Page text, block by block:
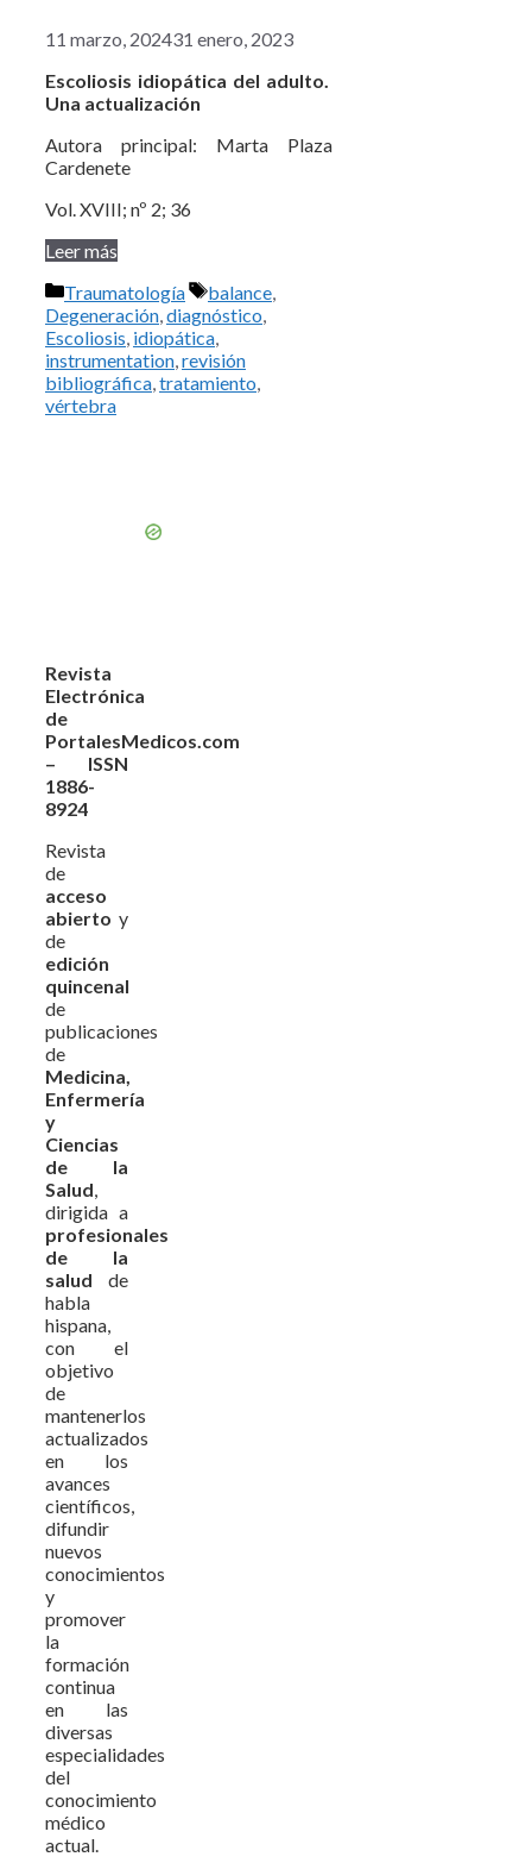
11 marzo, 202431 enero, 2023
Escoliosis idiopática del adulto.
Una actualización
Autora principal: Marta Plaza
Cardenete
Vol. XVIII; nº 2; 36
Leer más
Categorías
Traumatología Etiquetas
balance,
Degeneración,diagnóstico,
Escoliosis, idiopática,
instrumentation,revisión
bibliográfica,tratamiento,
vértebra
Revista
Electrónica
de
PortalesMedicos.com
– ISSN
1886-
8924
Revista
de
acceso
abierto y
de
edición
quincenal
de
publicaciones
de
Medicina,
Enfermería
y
Ciencias
de la
Salud,
dirigida a
profesionales
de la
salud de
habla
hispana,
con el
objetivo
de
mantenerlos
actualizados
en los
avances
científicos,
difundir
nuevos
conocimientos
y
promover
la
formación
continua
en las
diversas
especialidades
del
conocimiento
médico
actual.